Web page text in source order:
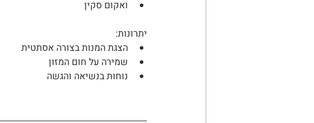
ואקום סקין
יתרונות:
הצגת המנות בצורה אסתטית
שמירה על חום המזון
נוחות בנשיאה והגשה